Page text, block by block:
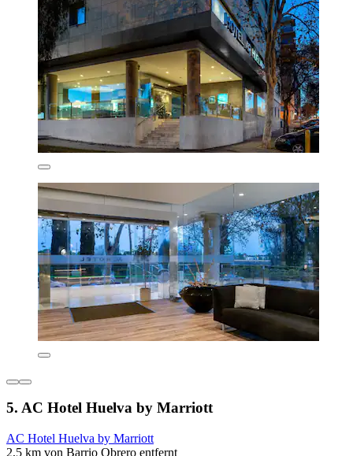
5. AC Hotel Huelva by Marriott
AC Hotel Huelva by Marriott
2,5 km von Barrio Obrero entfernt